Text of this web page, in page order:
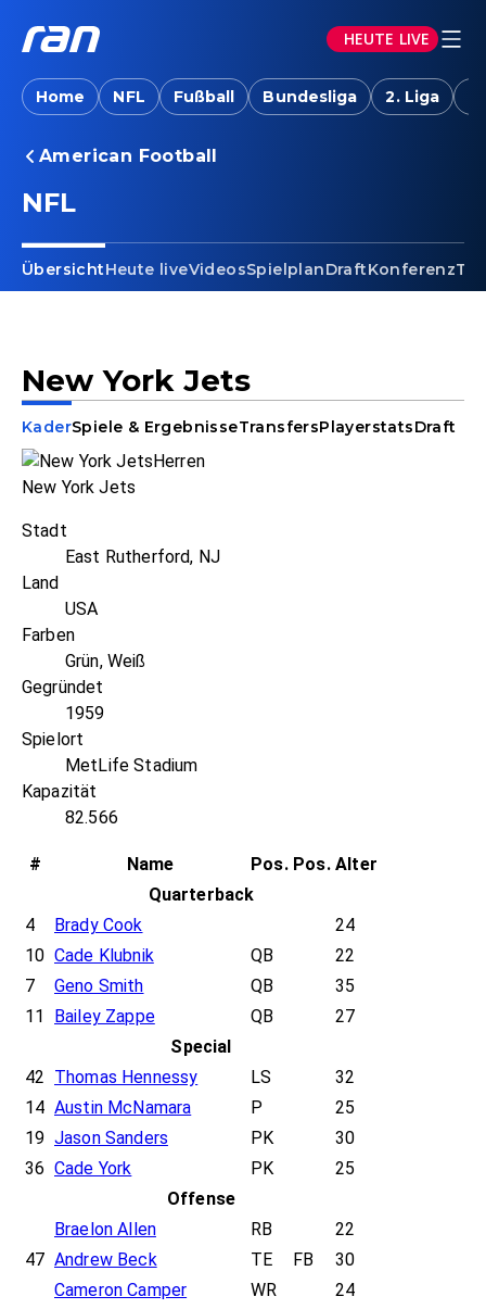
HEUTE LIVE
Home NFL Fußball Bundesliga 2. Liga
American Football
NFL
ÜbersichtHeute liveVideosSpielplanDraftKonferenz
New York Jets
KaderSpiele & ErgebnisseTransfersPlayerstatsDraft
New York Jets
Stadt
East Rutherford, NJ
Land
USA
Farben
Grün, Weiß
Gegründet
1959
Spielort
MetLife Stadium
Kapazität
82.566
# Name Pos. Pos. Alter
Quarterback
4
Brady Cook
24
10 Cade Klubnik QB
22
7
Geno Smith QB
35
11
Bailey Zappe QB
27
Special
42 Thomas Hennessy LS
32
14 Austin McNamara P
25
19 Jason Sanders PK
30
36 Cade York PK
25
Offense
Braelon Allen
RB
22
47 Andrew Beck TE FB
30
Cameron Camper
WR
24